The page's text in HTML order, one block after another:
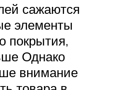
сажаются
элементы
покрытия,
Однако
внимание